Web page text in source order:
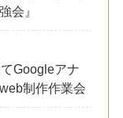
会』
Googleアナ
制作作業会